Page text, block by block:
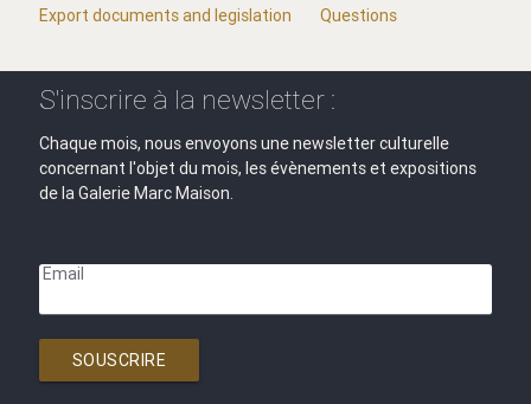
Export documents and legislation
Questions
S'inscrire à la newsletter :
Chaque mois, nous envoyons une newsletter culturelle
concernant l'objet du mois, les évènements et expositions
de la Galerie Marc Maison.
Email
SOUSCRIRE